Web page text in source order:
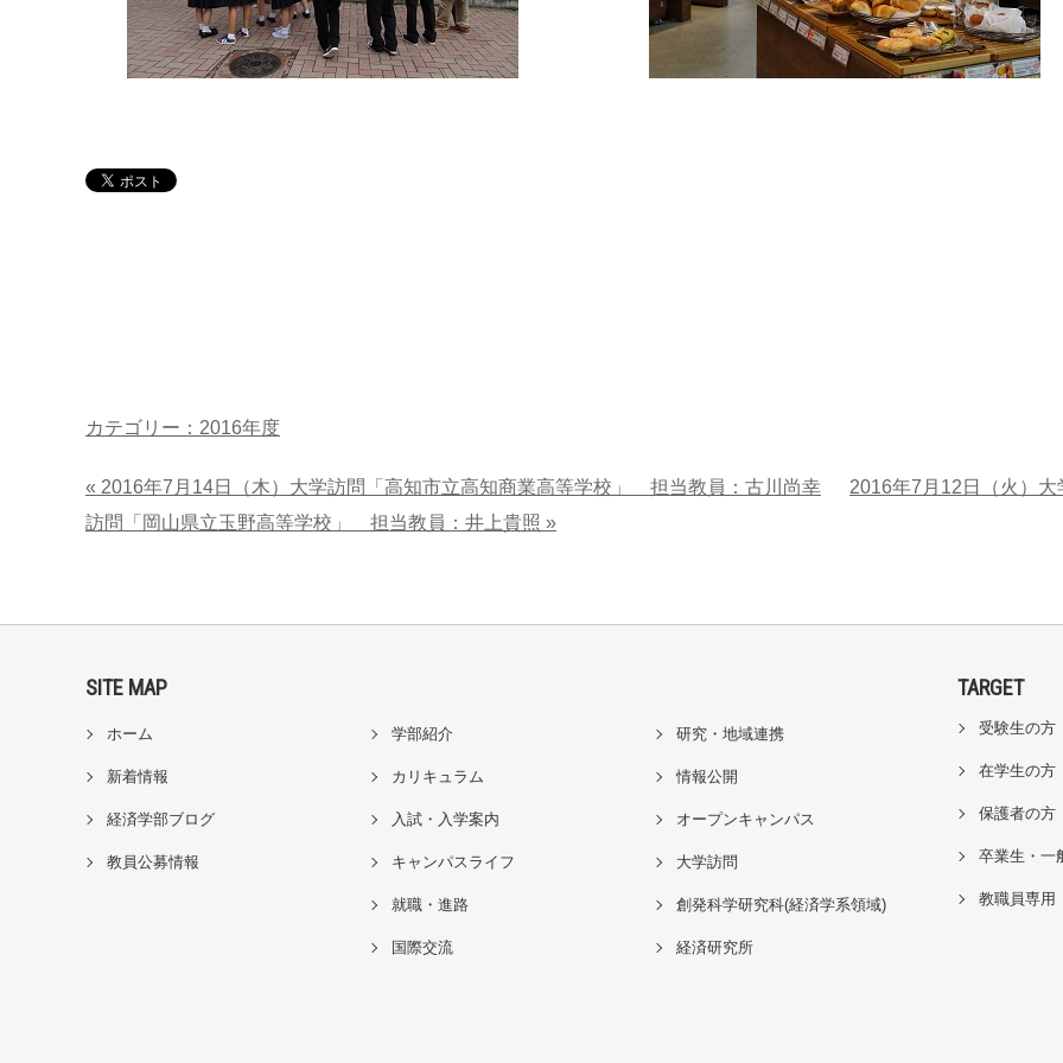
カテゴリー：2016年度
« 2016年7月14日（木）大学訪問「高知市立高知商業高等学校」 担当教員：古川尚幸
2016年7月12日（火）大
訪問「岡山県立玉野高等学校」 担当教員：井上貴照 »
SITE MAP
ホーム
新着情報
経済学部ブログ
教員公募情報
学部紹介
カリキュラム
入試・入学案内
キャンパスライフ
就職・進路
国際交流
研究・地域連携
情報公開
オープンキャンパス
大学訪問
創発科学研究科(経済学系領域)
経済研究所
TARGET
受験生の方
在学生の方
保護者の方
卒業生・一
教職員専用